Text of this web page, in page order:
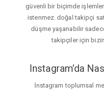
güvenli bir biçimde
istenmez. doğal takipçi
düşme yaşanabilir
takipçiler için
Instagram’da
İnstagram toplumsal